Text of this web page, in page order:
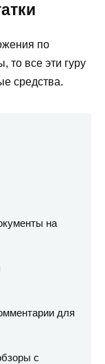
по
то все эти гуру
средства.
на
для
с